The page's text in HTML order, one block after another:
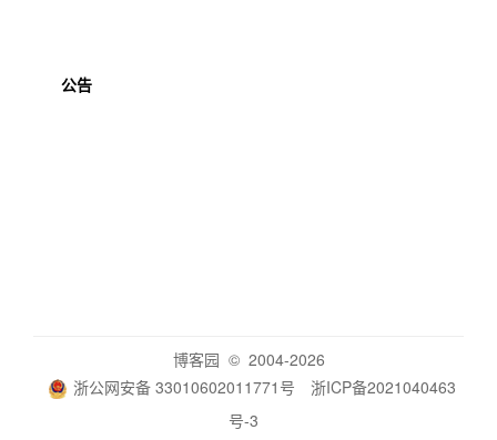
公告
博客园 © 2004-2026
浙公网安备 33010602011771号
浙ICP备2021040463
号-3